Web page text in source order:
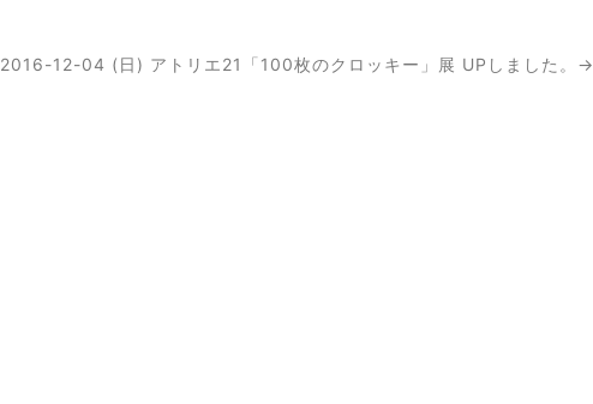
12-04 (日) アトリエ21「100枚のクロッキー」展 UPしました。→